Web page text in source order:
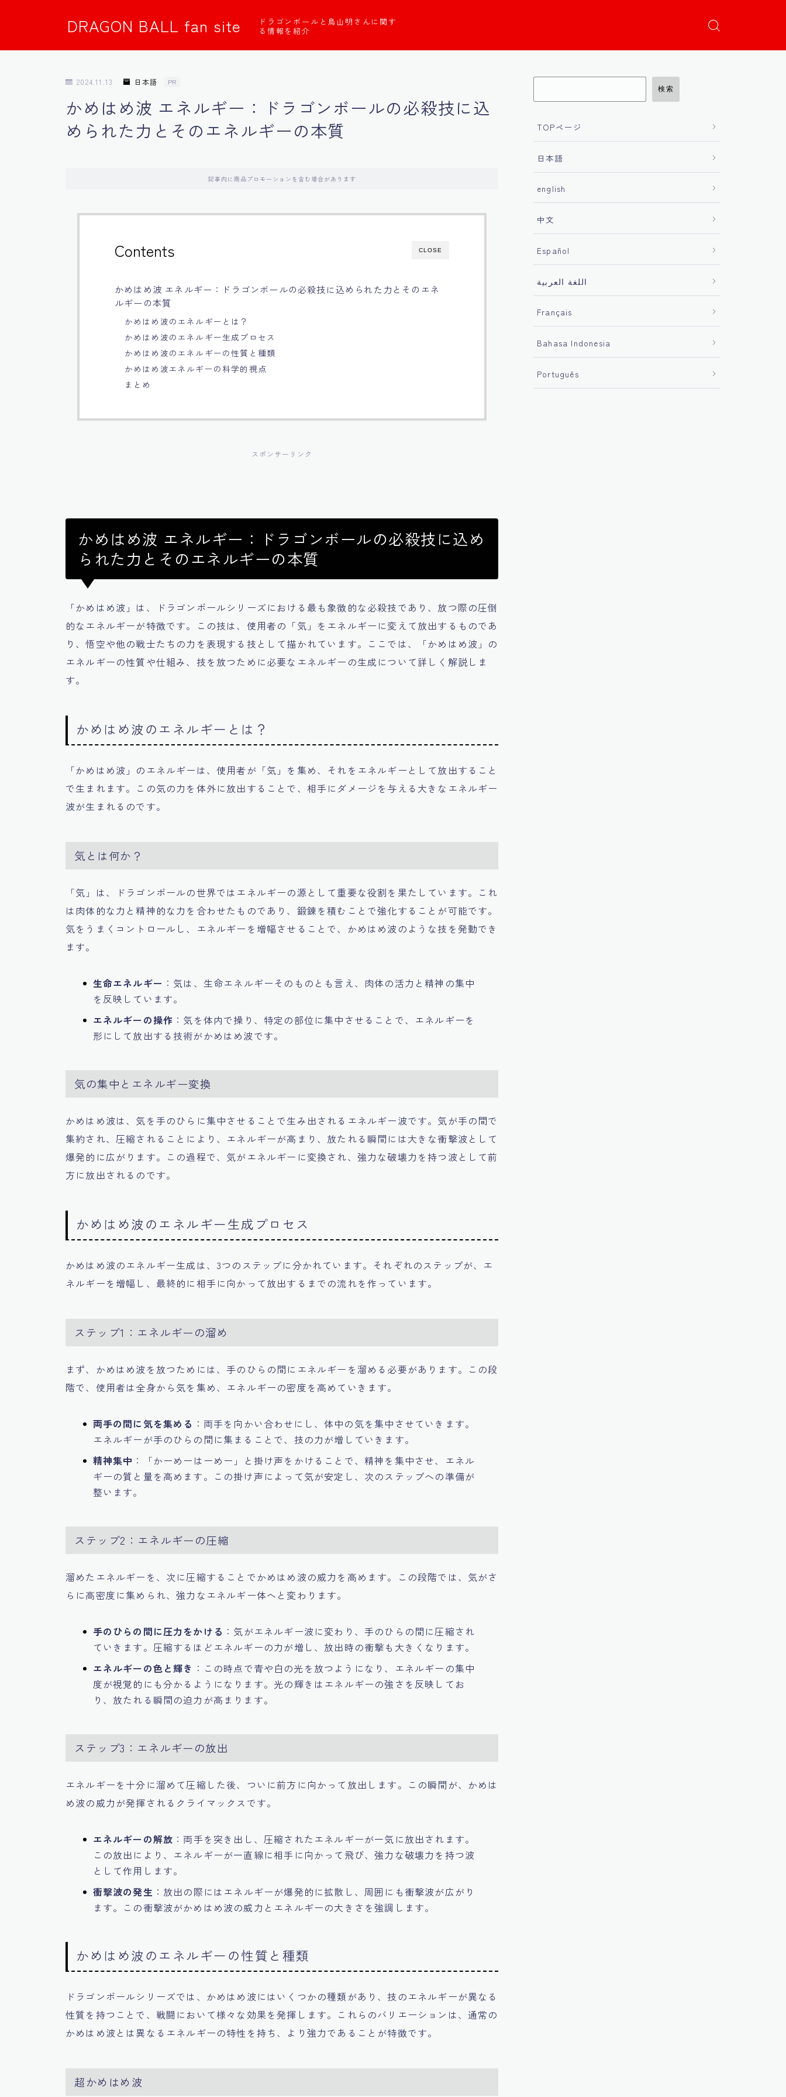
DRAGON BALL fan site
ドラゴンボールと鳥山明さんに関す
る情報を紹介
2024.11.13 日本語 PR
かめはめ波 エネルギー：ドラゴンボールの必殺技に込
められた力とそのエネルギーの本質
記事内に商品プロモーションを含む場合があります
CLOSE
Contents
かめはめ波 エネルギー：ドラゴンボールの必殺技に込められた力とそのエネ
ルギーの本質
かめはめ波のエネルギーとは？
かめはめ波のエネルギー生成プロセス
かめはめ波のエネルギーの性質と種類
かめはめ波エネルギーの科学的視点
まとめ
スポンサーリンク
かめはめ波 エネルギー：ドラゴンボールの必殺技に込め
られた力とそのエネルギーの本質
「かめはめ波」は、ドラゴンボールシリーズにおける最も象徴的な必殺技であり、放つ際の圧倒
的なエネルギーが特徴です。この技は、使用者の「気」をエネルギーに変えて放出するものであ
り、悟空や他の戦士たちの力を表現する技として描かれています。ここでは、「かめはめ波」の
エネルギーの性質や仕組み、技を放つために必要なエネルギーの生成について詳しく解説しま
す。
かめはめ波のエネルギーとは？
「かめはめ波」のエネルギーは、使用者が「気」を集め、それをエネルギーとして放出すること
で生まれます。この気の力を体外に放出することで、相手にダメージを与える大きなエネルギー
波が生まれるのです。
気とは何か？
「気」は、ドラゴンボールの世界ではエネルギーの源として重要な役割を果たしています。これ
は肉体的な力と精神的な力を合わせたものであり、鍛錬を積むことで強化することが可能です。
気をうまくコントロールし、エネルギーを増幅させることで、かめはめ波のような技を発動でき
ます。
生命エネルギー ：気は、生命エネルギーそのものとも言え、肉体の活力と精神の集中
を反映しています。
エネルギーの操作 ：気を体内で操り、特定の部位に集中させることで、エネルギーを
形にして放出する技術がかめはめ波です。
気の集中とエネルギー変換
かめはめ波は、気を手のひらに集中させることで生み出されるエネルギー波です。気が手の間で
集約され、圧縮されることにより、エネルギーが高まり、放たれる瞬間には大きな衝撃波として
爆発的に広がります。この過程で、気がエネルギーに変換され、強力な破壊力を持つ波として前
方に放出されるのです。
かめはめ波のエネルギー生成プロセス
かめはめ波のエネルギー生成は、3つのステップに分かれています。それぞれのステップが、エ
ネルギーを増幅し、最終的に相手に向かって放出するまでの流れを作っています。
ステップ1：エネルギーの溜め
まず、かめはめ波を放つためには、手のひらの間にエネルギーを溜める必要があります。この段
階で、使用者は全身から気を集め、エネルギーの密度を高めていきます。
両手の間に気を集める ：両手を向かい合わせにし、体中の気を集中させていきます。
エネルギーが手のひらの間に集まることで、技の力が増していきます。
精神集中 ：「かーめーはーめー」と掛け声をかけることで、精神を集中させ、エネル
ギーの質と量を高めます。この掛け声によって気が安定し、次のステップへの準備が
整います。
ステップ2：エネルギーの圧縮
溜めたエネルギーを、次に圧縮することでかめはめ波の威力を高めます。この段階では、気がさ
らに高密度に集められ、強力なエネルギー体へと変わります。
手のひらの間に圧力をかける ：気がエネルギー波に変わり、手のひらの間に圧縮され
ていきます。圧縮するほどエネルギーの力が増し、放出時の衝撃も大きくなります。
エネルギーの色と輝き ：この時点で青や白の光を放つようになり、エネルギーの集中
度が視覚的にも分かるようになります。光の輝きはエネルギーの強さを反映してお
り、放たれる瞬間の迫力が高まります。
ステップ3：エネルギーの放出
エネルギーを十分に溜めて圧縮した後、ついに前方に向かって放出します。この瞬間が、かめは
め波の威力が発揮されるクライマックスです。
エネルギーの解放 ：両手を突き出し、圧縮されたエネルギーが一気に放出されます。
この放出により、エネルギーが一直線に相手に向かって飛び、強力な破壊力を持つ波
として作用します。
衝撃波の発生 ：放出の際にはエネルギーが爆発的に拡散し、周囲にも衝撃波が広がり
ます。この衝撃波がかめはめ波の威力とエネルギーの大きさを強調します。
かめはめ波のエネルギーの性質と種類
ドラゴンボールシリーズでは、かめはめ波にはいくつかの種類があり、技のエネルギーが異なる
性質を持つことで、戦闘において様々な効果を発揮します。これらのバリエーションは、通常の
かめはめ波とは異なるエネルギーの特性を持ち、より強力であることが特徴です。
超かめはめ波
検索
TOPページ
日本語
english
中文
Español
اللغة العربية
Français
Bahasa Indonesia
Português